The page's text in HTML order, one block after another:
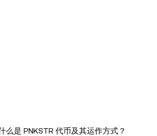
么是 PNKSTR 代币及其运作方式？